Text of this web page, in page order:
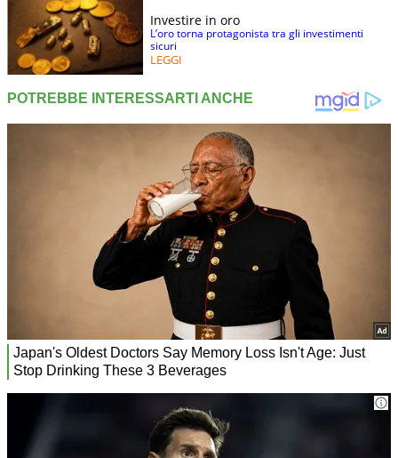
Investire in oro
L’oro torna protagonista tra gli investimenti
sicuri
LEGGI